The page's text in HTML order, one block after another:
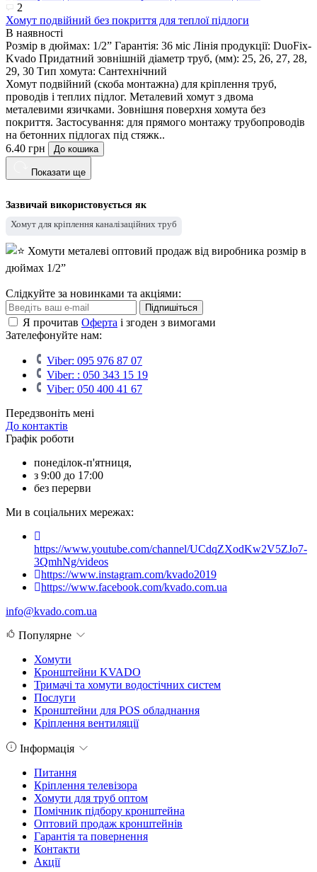
2
Хомут подвійний без покриття для теплої підлоги
В наявності
Розмір в дюймах: 1/2” Гарантія: 36 міс Лінія продукції: DuoFix-
Kvado Придатний зовнішній діаметр труб, (мм): 25, 26, 27, 28,
29, 30 Тип хомута: Сантехнічний
Хомут подвійний (скоба монтажна) для кріплення труб,
проводів і теплих підлог. Металевий хомут з ​​двома
металевими язичками. Зовнішня поверхня хомута без
покриття. Застосування: для прямого монтажу трубопроводів
на бетонних підлогах під стяжк..
6.40 грн
До кошика
Показати ще
Зазвичай використовується як
Хомут для кріплення каналізаційних труб
Слідкуйте за новинками та акціями:
Підпишіться
Я прочитав Оферта і згоден з вимогами
Зателефонуйте нам:
Viber: 095 976 87 07
Viber: : 050 343 15 19‬
Viber: 050 400 41 67
Передзвоніть мені
До контактів
Графік роботи
понеділок-п'ятниця,
з 9:00 до 17:00
без перерви
Ми в соціальних мережах:
https://www.youtube.com/channel/UCdqZXodKw2V5ZJo7-
3QmhNg/videos
https://www.instagram.com/kvado2019
https://www.facebook.com/kvado.com.ua
info@kvado.com.ua
Популярне
Хомути
Кронштейни KVADO
Тримачі та хомути водостічних систем
Послуги
Кронштейни для POS обладнання
Кріплення вентиляції
Інформація
Питання
Кріплення телевізора
Хомути для труб оптом
Помічник підбору кронштейна
Оптовий продаж кронштейнів
Гарантія та повернення
Контакти
Акції